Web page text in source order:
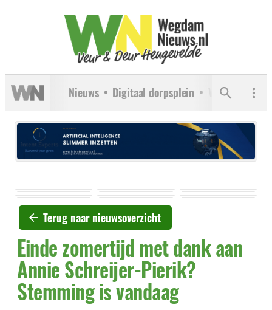
Nieuws Digitaal dorpsplein Verenigingen
Terug naar nieuwsoverzicht
Einde zomertijd met dank aan
Annie Schreijer-Pierik?
Stemming is vandaag